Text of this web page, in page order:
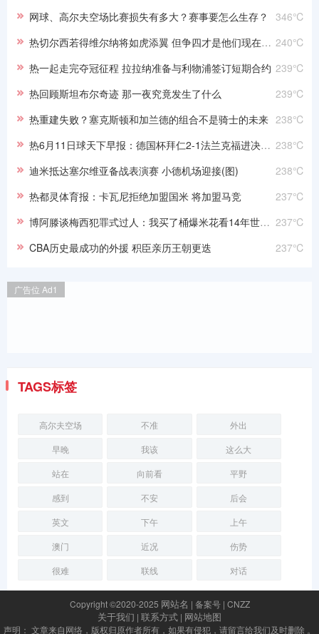
346℃
网球、高尔夫空场比赛损失有多大？赛事要怎么生存？
240℃
热切尔西若得维尔纳将如虎添翼 但争四才是他们现在的首要目标
239℃
热一起走完夺冠征程 拉拉纳准备与利物浦签订短期合约
239℃
热回顾斯坦布尔奇迹 那一夜究竟发生了什么
238℃
热重建失败？塞克斯顿和加兰德的组合不是骑士的未来
238℃
热6月11日球天下早报：德国杯拜仁2-1法兰克福进决赛 狼队有意签下武磊
238℃
迪米抵达塞尔维亚备战表演赛 小德机场迎接(图)
237℃
热都灵体育报：卡瓦尼拒绝加盟国米 将加盟马竞
237℃
博阿滕谈梅西犯罪式过人：我买了桶爆米花看14年世界杯决赛
237℃
CBA历史最成功的外援 积臣亲历王朝更迭
广告位 Ad1
TAGS标签
高尔夫空场 不准
外出
早晚
我该
这么大
站在
向前看
平野
感到
不安
后会
英文
下午
上午
澳门
近况
伤势
很难
联线 对话
Copyright ©2020-2025 网站名 | 备案号 | CNZZ
关于我们 | 联系方式 | 网站地图
声明： 文章来自网络，版权归原作者所有，如果有侵犯，请留言给我们及时删除 。